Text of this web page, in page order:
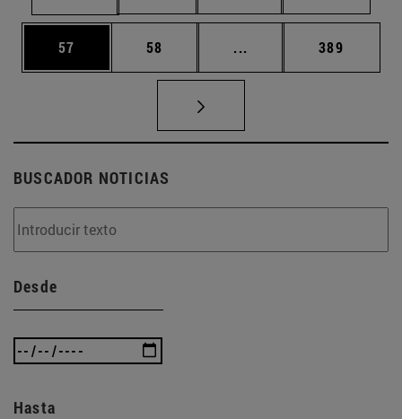
Página
57 Página
58 ... Páginas intermedias
Página
389
BUSCADOR NOTICIAS
Desde
Hasta